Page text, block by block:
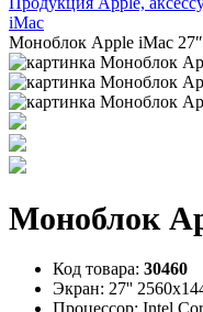
iMac
Моноблок Apple iMac
Моноблок
Код товара: 30460
Экран: 27''